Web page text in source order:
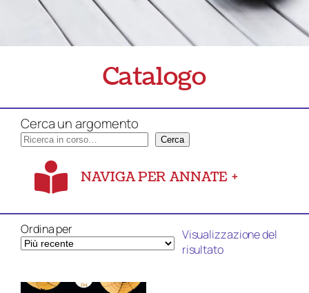
Catalogo
Cerca un argomento
Cerca
NAVIGA PER ANNATE +
Ordina per
Visualizzazione del
risultato